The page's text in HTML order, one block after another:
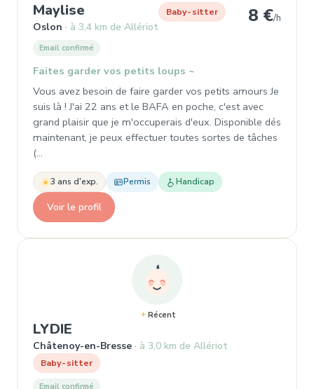
Maylise , Baby-sitter à Oslon
Oslon à 3,4 km de Allériot
Baby-sitter 8 €/h
Email confirmé
Faites garder vos petits loups ~
Vous avez besoin de faire garder vos petits amours Je
suis là ! J'ai 22 ans et le BAFA en poche, c'est avec
grand plaisir que je m'occuperais d'eux. Disponible dés
maintenant, je peux effectuer toutes sortes de tâches
(…
3 ans d'exp. Permis Handicap
Voir le profil
Récent
LYDIE
Châtenoy-en-Bresse à 3,0 km de Allériot
Baby-sitter
Email confirmé